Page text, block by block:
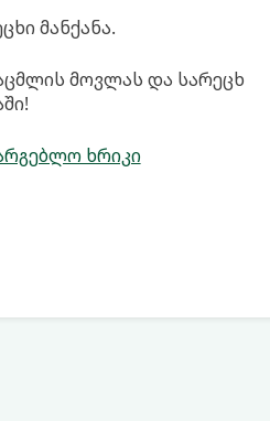
მანქანა.
მოვლას და სარეცხ
ხრიკი